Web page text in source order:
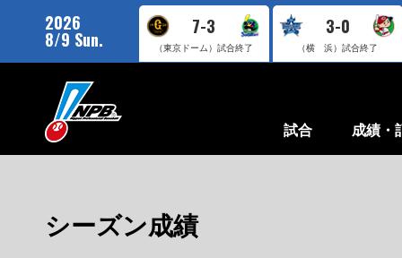
2026
8/9 Sun.
7-3
（東京ドーム）試合終了
3-0
（横 浜）試合終了
試合 成績・
シーズン成績